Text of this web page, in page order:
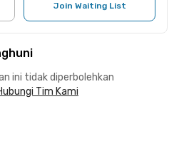
Join Waiting List
ini tidak diperbolehkan
Tim Kami